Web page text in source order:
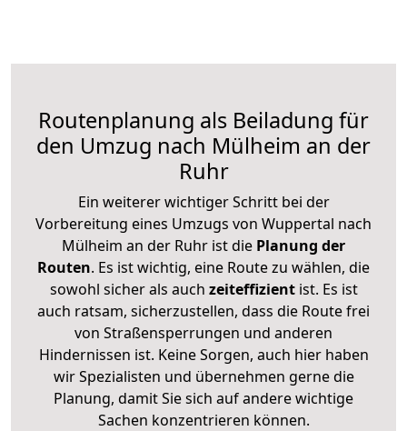
Routenplanung als Beiladung für
den Umzug nach Mülheim an der
Ruhr
Ein weiterer wichtiger Schritt bei der
Vorbereitung eines Umzugs von Wuppertal nach
Mülheim an der Ruhr ist die Planung der
Routen. Es ist wichtig, eine Route zu wählen, die
sowohl sicher als auch zeiteffizientist. Es ist
auch ratsam, sicherzustellen, dass die Route frei
von Straßensperrungen und anderen
Hindernissen ist. Keine Sorgen, auch hier haben
wir Spezialisten und übernehmen gerne die
Planung, damit Sie sich auf andere wichtige
Sachen konzentrieren können.